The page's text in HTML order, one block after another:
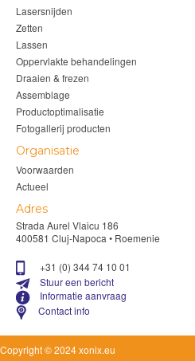
Lasersnijden
Zetten
Lassen
Oppervlakte behandelingen
Draaien & frezen
Assemblage
Productoptimalisatie
Fotogallerij producten
Organisatie
Voorwaarden
Actueel
Adres
Strada Aurel Vlaicu 186
400581 Cluj-Napoca • Roemenie
+31 (0) 344 74 10 01
Stuur een bericht
Informatie aanvraag
Contact info
Copyright © 2024 xonix.eu